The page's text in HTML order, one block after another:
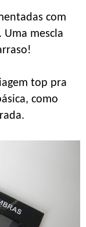
com
Uma mescla
top pra
como